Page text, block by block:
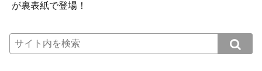
が裏表紙で登場！